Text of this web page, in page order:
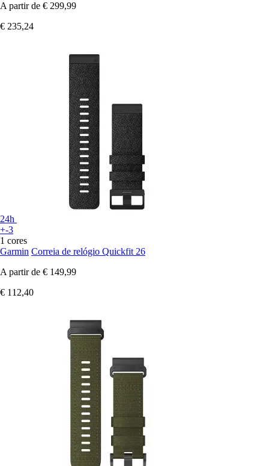
A partir de € 299,99
€ 235,24
24h
+-3
1 cores
Garmin Correia de relógio Quickfit 26
A partir de € 149,99
€ 112,40